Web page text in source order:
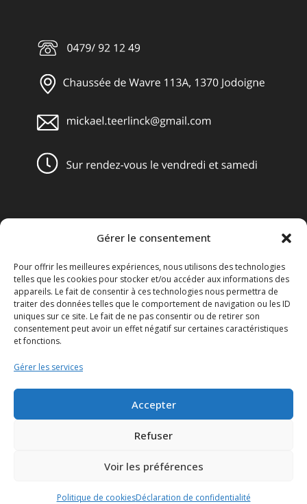
Gérer le consentement
Pour offrir les meilleures expériences, nous utilisons des technologies
telles que les cookies pour stocker et/ou accéder aux informations des
appareils. Le fait de consentir à ces technologies nous permettra de
traiter des données telles que le comportement de navigation ou les ID
uniques sur ce site. Le fait de ne pas consentir ou de retirer son
consentement peut avoir un effet négatif sur certaines caractéristiques
et fonctions.
Gérer les services
Accepter
Refuser
Voir les préférences
Politique de cookiesDéclaration de confidentialité
Obligations légales
Conditions générales de vente
Mentions légales
Le Disclaimer
Le Réglement général sur la protection des données ou le